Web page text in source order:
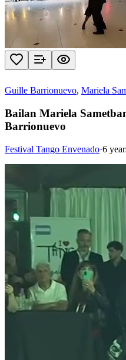
Guille Barrionuevo, Mariela
Bailan Mariela
Barrionuevo
Festival Tango Envenado·6